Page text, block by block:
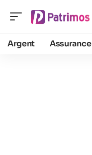
Argent Assurance